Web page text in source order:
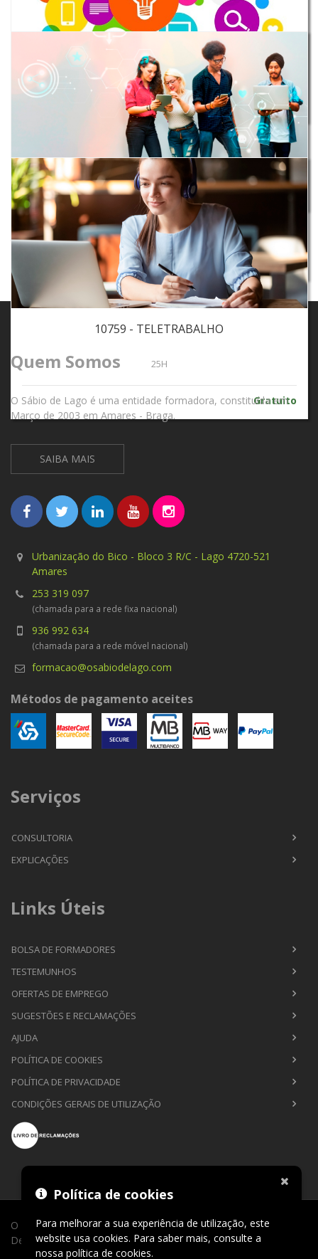
9214 - MARKETING DIGITAL
25H
Gratuito
9216 - MEIOS DE COMUNICAÇÃO DIGITAL
25H
Gratuito
9219 - SOCIAL MEDIA
25H
Gratuito
10759 - TELETRABALHO
25H
Gratuito
Quem Somos
O Sábio de Lago é uma entidade formadora, constituída em
Março de 2003 em Amares - Braga.
SAIBA MAIS
Urbanização do Bico - Bloco 3 R/C - Lago 4720-521
Amares
253 319 097
(chamada para a rede fixa nacional)
936 992 634
(chamada para a rede móvel nacional)
formacao@osabiodelago.com
Métodos de pagamento aceites
Serviços
CONSULTORIA
EXPLICAÇÕES
Links Úteis
BOLSA DE FORMADORES
TESTEMUNHOS
OFERTAS DE EMPREGO
SUGESTÕES E RECLAMAÇÕES
AJUDA
POLÍTICA DE COOKIES
POLÍTICA DE PRIVACIDADE
CONDIÇÕES GERAIS DE UTILIZAÇÃO
O Sábio de Lago © 2026. Todos os direitos reservados.
Desenvolvimento porCLIC24®
Política de cookies
Para melhorar a sua experiência de utilização, este
website usa cookies. Para saber mais, consulte a
nossa política de cookies.